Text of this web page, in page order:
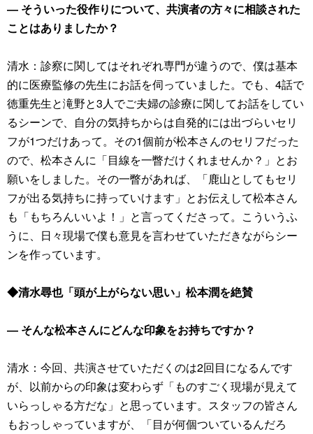
― そういった役作りについて、共演者の方々に相談された
ことはありましたか？
清水：診察に関してはそれぞれ専門が違うので、僕は基本
的に医療監修の先生にお話を伺っていました。でも、4話で
徳重先生と滝野と3人でご夫婦の診療に関してお話をしてい
るシーンで、自分の気持ちからは自発的には出づらいセリ
フが1つだけあって。その1個前が松本さんのセリフだった
ので、松本さんに「目線を一瞥だけくれませんか？」とお
願いをしました。その一瞥があれば、「鹿山としてもセリ
フが出る気持ちに持っていけます」とお伝えして松本さん
も「もちろんいいよ！」と言ってくださって。こういうふ
うに、日々現場で僕も意見を言わせていただきながらシー
ンを作っています。
◆清水尋也「頭が上がらない思い」松本潤を絶賛
― そんな松本さんにどんな印象をお持ちですか？
清水：今回、共演させていただくのは2回目になるんです
が、以前からの印象は変わらず「ものすごく現場が見えて
いらっしゃる方だな」と思っています。スタッフの皆さん
もおっしゃっていますが、「目が何個ついているんだろ